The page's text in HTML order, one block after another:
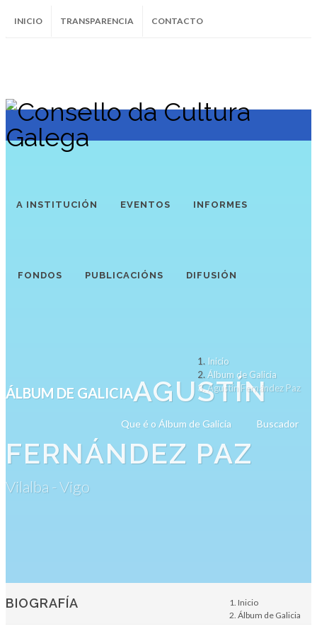
INICIO TRANSPARENCIA CONTACTO
InstagramFacebookTwitter Soundcloud
Youtube
A INSTITUCIÓN EVENTOS INFORMES
FONDOS PUBLICACIÓNS DIFUSIÓN
ÁLBUM DE GALICIA
Que é o Álbum de Galicia Buscador
AGUSTÍN
FERNÁNDEZ PAZ
Vilalba - Vigo
Inicio
Álbum de Galicia
Agustín Fernández Paz
BIOGRAFÍA
Inicio
Álbum de Galicia